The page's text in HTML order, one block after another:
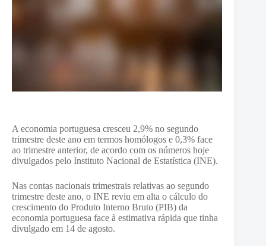
A economia portuguesa cresceu 2,9% no segundo
trimestre deste ano em termos homólogos e 0,3% face
ao trimestre anterior, de acordo com os números hoje
divulgados pelo Instituto Nacional de Estatística (INE).
Nas contas nacionais trimestrais relativas ao segundo
trimestre deste ano, o INE reviu em alta o cálculo do
crescimento do Produto Interno Bruto (PIB) da
economia portuguesa face à estimativa rápida que tinha
divulgado em 14 de agosto.